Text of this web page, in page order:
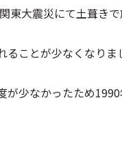
東大震災にて土葺き
ることが少なくなりま
が少なかったため